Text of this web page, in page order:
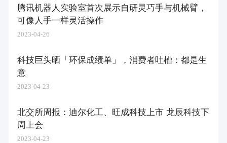
腾讯机器人实验室首次展示自研灵巧手与机械臂，
可像人手一样灵活操作
2023-04-26
科技巨头晒「环保成绩单」，消费者吐槽：都是生
意
2023-04-23
北交所周报：迪尔化工、旺成科技上市 龙辰科技下
周上会
2023-04-23